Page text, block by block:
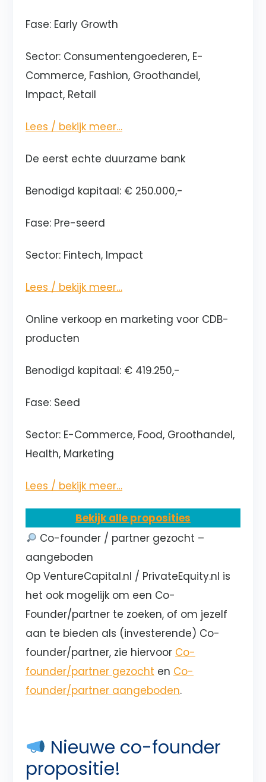
Fase: Early Growth
Sector: Consumentengoederen, E-
Commerce, Fashion, Groothandel,
Impact, Retail
Lees / bekijk meer…
De eerst echte duurzame bank
Benodigd kapitaal: € 250.000,-
Fase: Pre-seerd
Sector: Fintech, Impact
Lees / bekijk meer…
Online verkoop en marketing voor CDB-
producten
Benodigd kapitaal: € 419.250,-
Fase: Seed
Sector: E-Commerce, Food, Groothandel,
Health, Marketing
Lees / bekijk meer…
Bekijk alle proposities
Co-founder / partner gezocht –
aangeboden
Op VentureCapital.nl / PrivateEquity.nl is
het ook mogelijk om een Co-
Founder/partner te zoeken, of om jezelf
aan te bieden als (investerende) Co-
founder/partner, zie hiervoor Co-
founder/partner gezocht en Co-
founder/partner aangeboden.
Nieuwe co-founder
propositie!